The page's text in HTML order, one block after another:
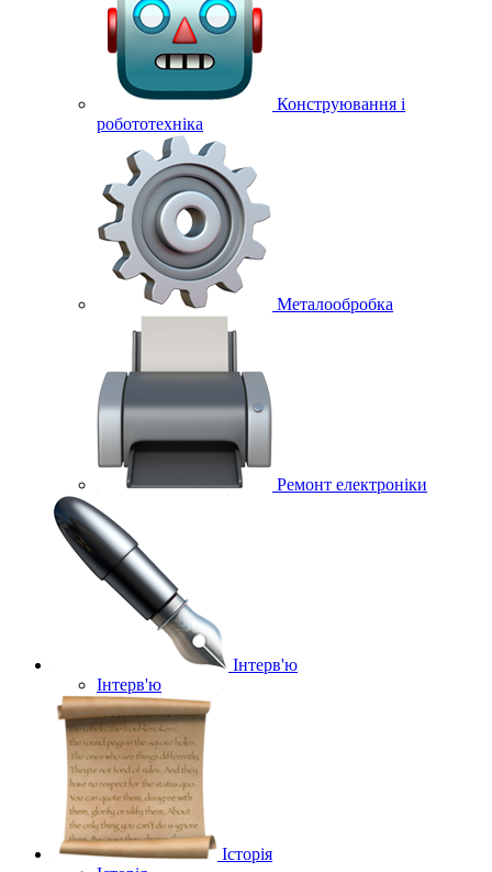
Конструювання і
робототехніка
Металообробка
Ремонт електроніки
Інтерв'ю
Інтерв'ю
Історія